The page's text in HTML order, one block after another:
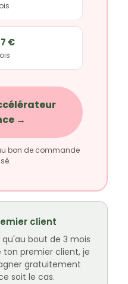
€
→
bon de commande
client
bout de 3 mois
ton premier client, je
gratuitement
soit le cas.